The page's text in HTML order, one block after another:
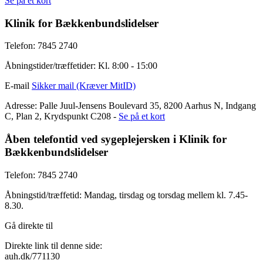
Klinik for Bækkenbundslidelser
Telefon: 7845 2740
Åbningstider/træffetider: Kl. 8:00 - 15:00
E-mail Sikker mail (Kræver MitID)
Adresse: Palle Juul-Jensens Boulevard 35, 8200 Aarhus N, Indgang
C, Plan 2, Krydspunkt C208 - Se på et kort
Åben telefontid ved sygeplejersken i Klinik for
Bækkenbundslidelser
Telefon: 7845 2740
Åbningstid/træffetid: Mandag, tirsdag og torsdag mellem kl. 7.45-
8.30.
Gå direkte til
Direkte link til denne side:
auh.dk/771130